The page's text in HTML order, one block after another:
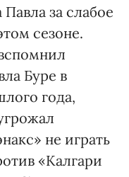
за слабое
сезоне.
Буре в
года,
не играть
«Калгари